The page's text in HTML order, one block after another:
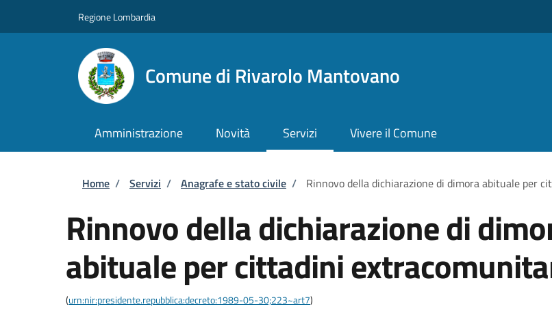
Regione Lombardia
Comune di Rivarolo Mantovano
Amministrazione Novità Servizi Vivere il Comune
Briciole di pane
Home / Servizi / Anagrafe e stato civile / Rinnovo della dichiarazione di dimora abituale per
Rinnovo della dichiarazione di
abituale per cittadini
(urn:nir:presidente.repubblica:decreto:1989-05-30;223~art7)